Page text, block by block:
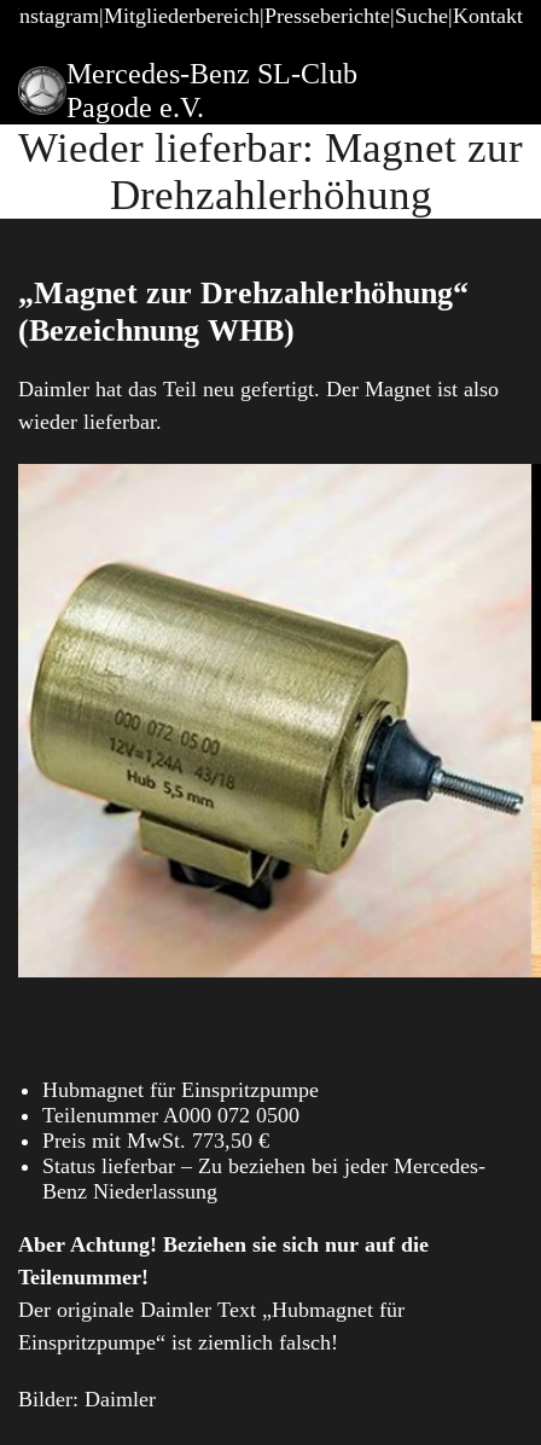
Mitgliederbereich Presseberichte Suche Kontakt
Mercedes-Benz SL-Club
Pagode e.V.
Wieder lieferbar: Magnet zur
Drehzahlerhöhung
„Magnet zur Drehzahlerhöhung“
(Bezeichnung WHB)
Daimler hat das Teil neu gefertigt. Der Magnet ist also
wieder lieferbar.
Hubmagnet für Einspritzpumpe
Teilenummer A000 072 0500
Preis mit MwSt. 773,50 €
Status lieferbar – Zu beziehen bei jeder Mercedes-
Benz Niederlassung
Aber Achtung! Beziehen sie sich nur auf die
Teilenummer!
Der originale Daimler Text „Hubmagnet für
Einspritzpumpe“ ist ziemlich falsch!
Bilder: Daimler